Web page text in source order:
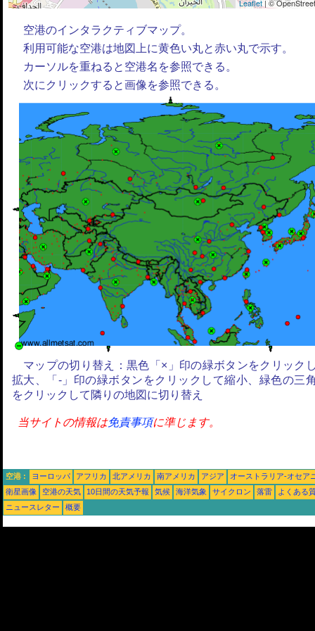
Leaflet | ©
空港のインタラクティブマップ。
利用可能な空港は地図上に黄色い丸と赤い丸で示す。
カーソルを重ねると空港名を参照できる。
次にクリックすると画像を参照できる。
マップの切り替え：黒色「×」印の緑ボタンをクリック
拡大、「-」印の緑ボタンをクリックして縮小、緑色の三
をクリックして隣りの地図に切り替え
当サイトの情報は免責事項に準じます。
空港 : ヨーロッパ アフリカ 北アメリカ 南アメリカ アジア
オーストラリア-オセア
衛星画像
空港の天気 10日間の天気予報 気候 海洋気象 サイクロン 落雷
よくある
ニュースレター
概要